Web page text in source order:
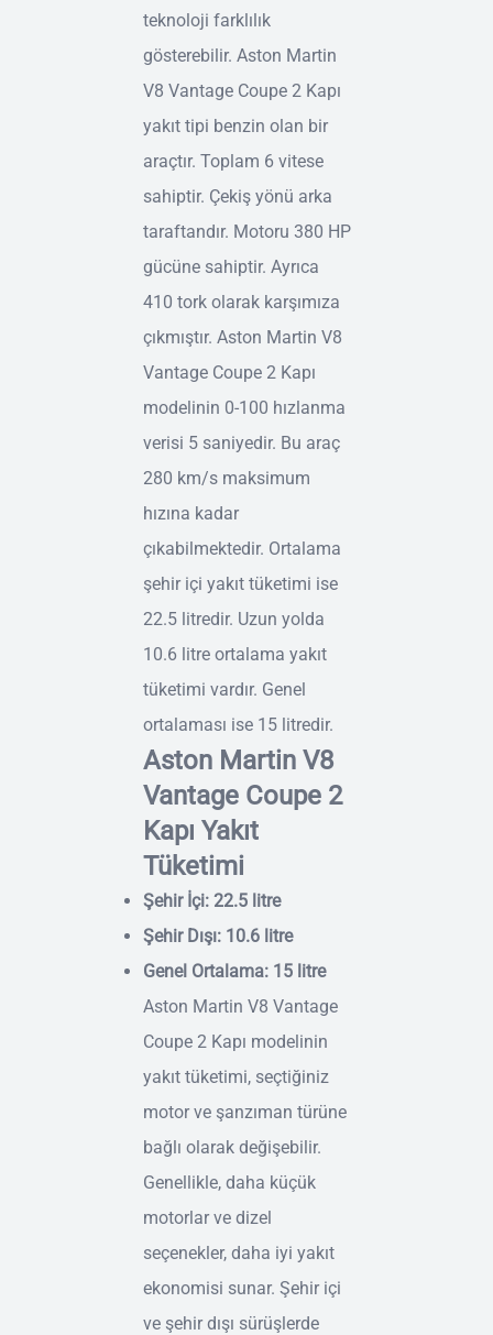
teknoloji farklılık
gösterebilir. Aston Martin
V8 Vantage Coupe 2 Kapı
yakıt tipi benzin olan bir
araçtır. Toplam 6 vitese
sahiptir. Çekiş yönü arka
taraftandır. Motoru 380 HP
gücüne sahiptir. Ayrıca
410 tork olarak karşımıza
çıkmıştır. Aston Martin V8
Vantage Coupe 2 Kapı
modelinin 0-100 hızlanma
verisi 5 saniyedir. Bu araç
280 km/s maksimum
hızına kadar
çıkabilmektedir. Ortalama
şehir içi yakıt tüketimi ise
22.5 litredir. Uzun yolda
10.6 litre ortalama yakıt
tüketimi vardır. Genel
ortalaması ise 15 litredir.
Aston Martin V8
Vantage Coupe 2
Kapı Yakıt
Tüketimi
Şehir İçi: 22.5 litre
Şehir Dışı: 10.6 litre
Genel Ortalama: 15 litre
Aston Martin V8 Vantage
Coupe 2 Kapı modelinin
yakıt tüketimi, seçtiğiniz
motor ve şanzıman türüne
bağlı olarak değişebilir.
Genellikle, daha küçük
motorlar ve dizel
seçenekler, daha iyi yakıt
ekonomisi sunar. Şehir içi
ve şehir dışı sürüşlerde